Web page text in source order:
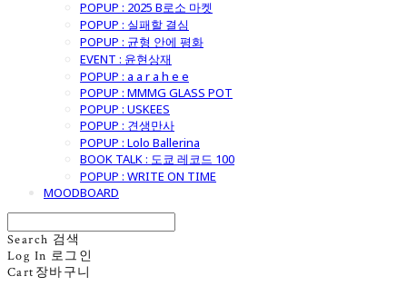
POPUP : 2025 B로소 마켓
POPUP : 실패할 결심
POPUP : 균형 안에 평화
EVENT : 윤현상재
POPUP : a a r a h e e
POPUP : MMMG GLASS POT
POPUP : USKEES
POPUP : 견생만사
POPUP : Lolo Ballerina
BOOK TALK : 도쿄 레코드 100
POPUP : WRITE ON TIME
MOODBOARD
Search 검색
Log In 로그인
Cart 장바구니